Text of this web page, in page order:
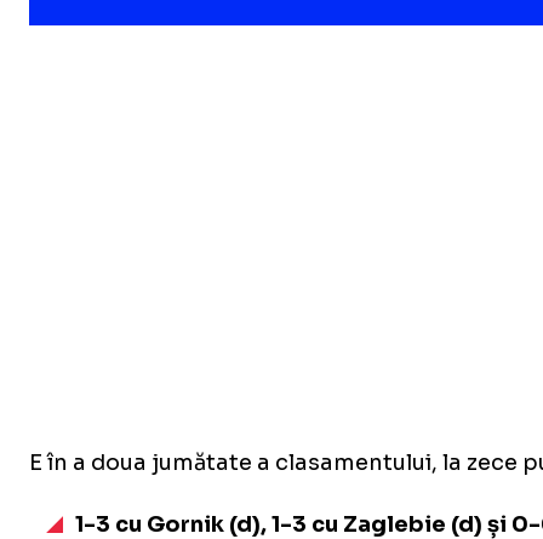
E în a doua jumătate a clasamentului, la
1-3 cu Gornik (d), 1-3 cu Zaglebie (d) și